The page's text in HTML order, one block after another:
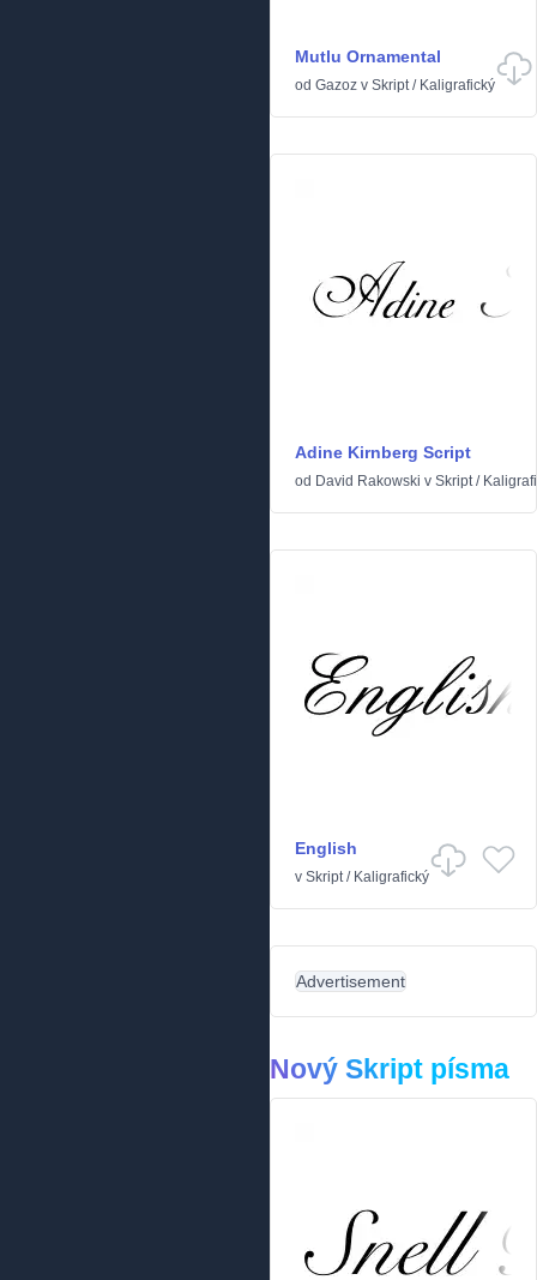
Mutlu Ornamental
od Gazoz v Skript/ Kaligrafický
Adine Kirnberg Script
od David Rakowski v Skript/
English
v Skript/ Kaligrafický
Advertisement
Nový Skript písma